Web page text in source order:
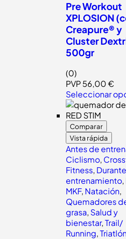
Pre Workout
XPLOSION
Creapure® y
Cluster
500gr
(0)
PVP56,00€
Seleccionar
Comparar
Vista rápida
Antes de
Ciclismo,
Fitness,
entrenamiento,
MKF, Natación,
Quemadores
grasa, Salud y
bienestar,Trail/
Running,